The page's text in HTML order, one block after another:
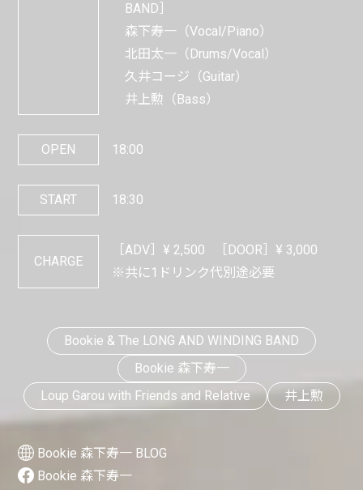
BAND］
森下寿一（Vocal/Piano）
北田太一（Drums/Vocal）
久井コージ（Guitar）
井上勲（Bass）
OPEN 18:00
START 18:30
CHARGE
［ADV］¥ 2,500 ［DOOR］¥ 3,000
※共に1ドリンク代別途必要
Bookie & The LONG AND WINDING BAND
Bookie 森下寿一
Loup Garou with Friends and Relative
井上勲
Bookie 森下寿一 BLOG
Bookie 森下寿一